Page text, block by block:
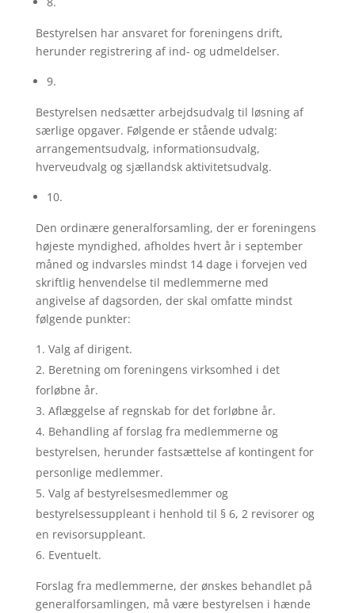
Bestyrelsen har ansvaret for foreningens drift,
herunder registrering af ind- og udmeldelser.
9.
Bestyrelsen nedsætter arbejdsudvalg til løsning af
særlige opgaver. Følgende er stående udvalg:
arrangementsudvalg, informationsudvalg,
hverveudvalg og sjællandsk aktivitetsudvalg.
10.
Den ordinære generalforsamling, der er foreningens
højeste myndighed, afholdes hvert år i september
måned og indvarsles mindst 14 dage i forvejen ved
skriftlig henvendelse til medlemmerne med
angivelse af dagsorden, der skal omfatte mindst
følgende punkter:
Valg af dirigent.
Beretning om foreningens virksomhed i det
forløbne år.
Aflæggelse af regnskab for det forløbne år.
Behandling af forslag fra medlemmerne og
bestyrelsen, herunder fastsættelse af kontingent for
personlige medlemmer.
Valg af bestyrelsesmedlemmer og
bestyrelsessuppleant i henhold til § 6, 2 revisorer og
en revisorsuppleant.
Eventuelt.
Forslag fra medlemmerne, der ønskes behandlet på
generalforsamlingen, må være bestyrelsen i hænde